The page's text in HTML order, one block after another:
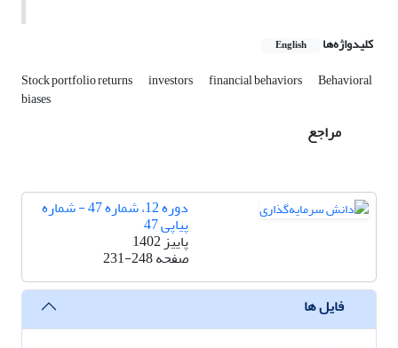
کلیدواژه‌ها English
Stock portfolio returns investors financial behaviors Behavioral
biases
مراجع
دوره 12، شماره 47 - شماره
پیاپی 47
پاییز 1402
صفحه231-248
فایل ها